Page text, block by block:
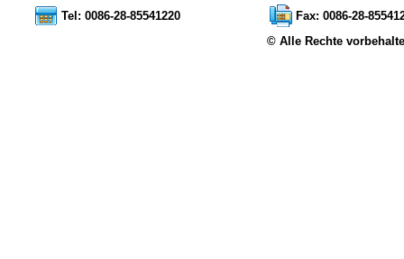
Tel: 0086-28-85541220
Fax: 0086-28-
© Alle Rechte